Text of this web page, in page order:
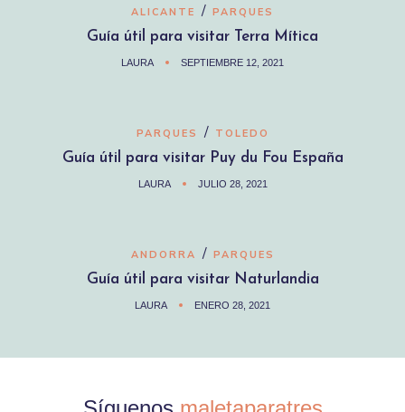
ALICANTE / PARQUES
Guía útil para visitar Terra Mítica
LAURA SEPTIEMBRE 12, 2021
PARQUES / TOLEDO
Guía útil para visitar Puy du Fou España
LAURA JULIO 28, 2021
ANDORRA / PARQUES
Guía útil para visitar Naturlandia
LAURA ENERO 28, 2021